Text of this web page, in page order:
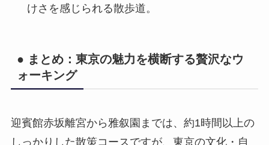
けさを感じられる散歩道。
● まとめ：東京の魅力を横断する贅沢なウ
ォーキング
迎賓館赤坂離宮から雅叙園までは、約1時間以上の
しっかりした散策コースですが、東京の文化・自